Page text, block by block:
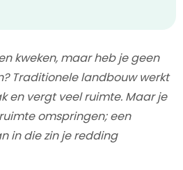
kweken, maar heb je geen
Traditionele landbouw werkt
en vergt veel ruimte. Maar je
omspringen; een
in die zin je redding